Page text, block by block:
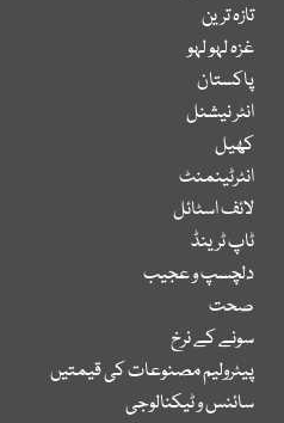
تازہ ترین
غزہ لہو لہو
پاکستان
انٹر نیشنل
کھیل
انٹرٹینمنٹ
لائف اسٹائل
ٹاپ ٹرینڈ
دلچسپ و عجیب
صحت
سونے کے نرخ
پیٹرولیم مصنوعات کی قیمتیں
سائنس و ٹیکنالوجی